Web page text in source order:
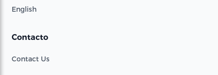
English
Contacto
Contact Us